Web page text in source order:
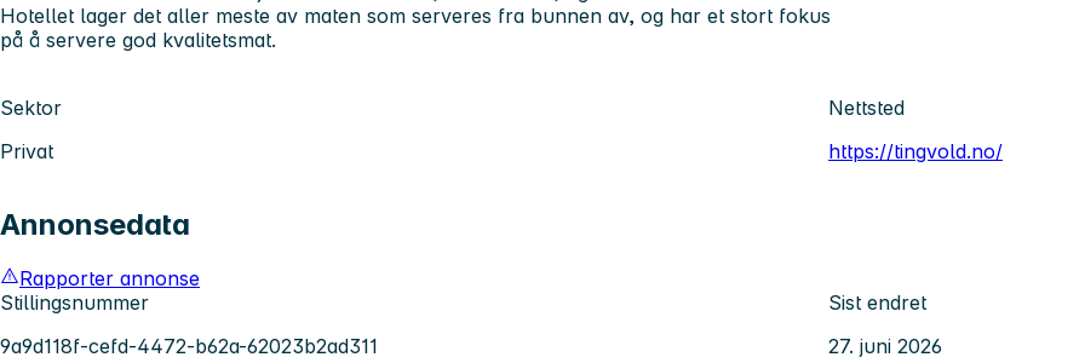
Hotellet lager det aller meste av maten som serveres fra bunnen av, og har et stort fokus
på å servere god kvalitetsmat.
Sektor
Privat
Nettsted
https://tingvold.no/
Annonsedata
Rapporter annonse
Stillingsnummer
9a9d118f-cefd-4472-b62a-62023b2ad311
Sist endret
27. juni 2026